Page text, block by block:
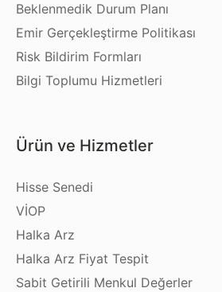
Beklenmedik Durum Planı
Emir Gerçekleştirme Politikası
Risk Bildirim Formları
Bilgi Toplumu Hizmetleri
Ürün ve Hizmetler
Hisse Senedi
VİOP
Halka Arz
Halka Arz Fiyat Tespit
Sabit Getirili Menkul Değerler